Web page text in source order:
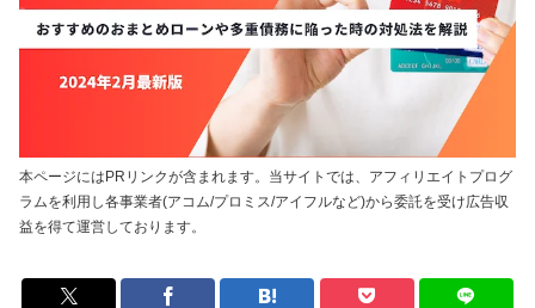
本ページにはPRリンクが含まれます。当サイトでは、アフィリエイトプログ
ラムを利用し各事業者(アコム/プロミス/アイフルなど)から委託を受け広告収
益を得て運営しております。